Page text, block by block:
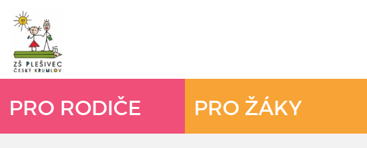
PRO RODIČE PRO ŽÁKY